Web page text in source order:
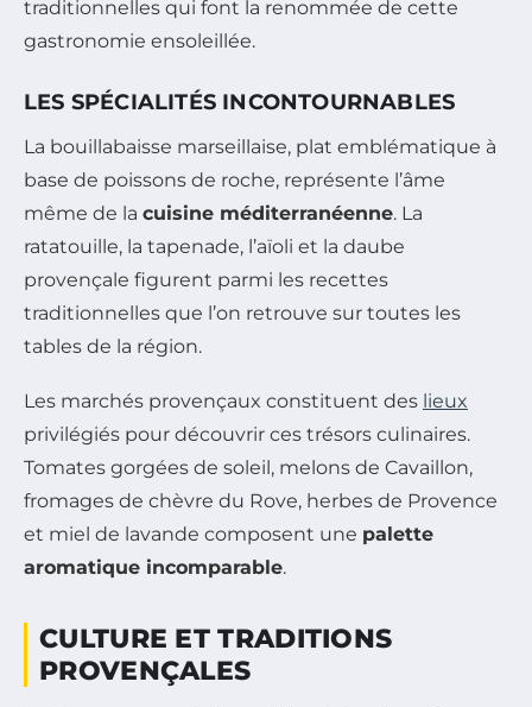
traditionnelles qui font la renommée de cette
gastronomie ensoleillée.
LES SPÉCIALITÉS INCONTOURNABLES
La bouillabaisse marseillaise, plat emblématique à
base de poissons de roche, représente l’âme
même de la cuisine méditerranéenne. La
ratatouille, la tapenade, l’aïoli et la daube
provençale figurent parmi les recettes
traditionnelles que l’on retrouve sur toutes les
tables de la région.
Les marchés provençaux constituent des lieux
privilégiés pour découvrir ces trésors culinaires.
Tomates gorgées de soleil, melons de Cavaillon,
fromages de chèvre du Rove, herbes de Provence
et miel de lavande composent une palette
aromatique incomparable.
CULTURE ET TRADITIONS
PROVENÇALES